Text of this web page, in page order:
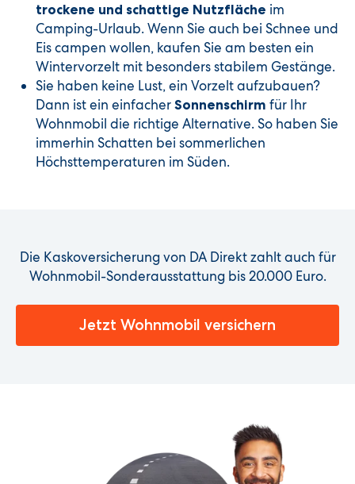
trockene und schattige Nutzfläche im
Camping-Urlaub. Wenn Sie auch bei Schnee und
Eis campen wollen, kaufen Sie am besten ein
Wintervorzelt mit besonders stabilem Gestänge.
Sie haben keine Lust, ein Vorzelt aufzubauen?
Dann ist ein einfacher Sonnenschirm für Ihr
Wohnmobil die richtige Alternative. So haben Sie
immerhin Schatten bei sommerlichen
Höchsttemperaturen im Süden.
Die Kaskoversicherung von DA Direkt zahlt auch für
Wohnmobil-Sonderausstattung bis 20.000 Euro.
Jetzt Wohnmobil versichern